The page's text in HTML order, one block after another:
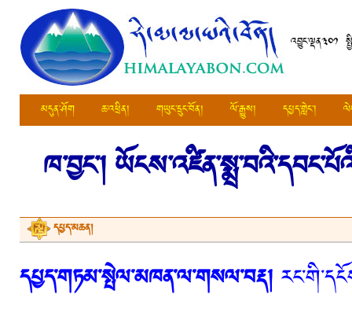
འབྱུང་ལྡན༣༠༡
མདུན་ཤོག ཆ་འཕྲིན། གཡུང་དྲུང་བོན། ལོ་རྒྱུས། དཔྱད་གླེང་།
ཁ་བྱང་།
དཔྱད་མཆན།
དཔྱད་གཏམ་སྤེལ་མཁན་ལ་གསལ་བརྡ།